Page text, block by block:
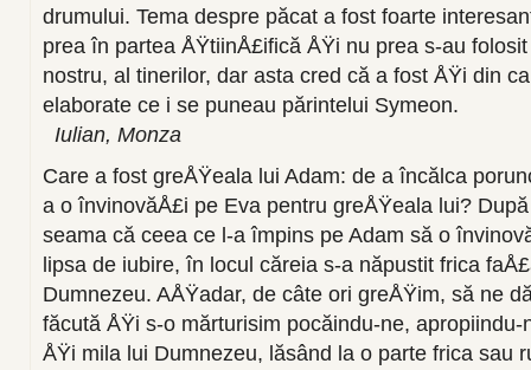
drumului. Tema despre păcat a fost foarte
prea în partea ÅŸtiinÅ£ifică ÅŸi nu prea s-au
nostru, al tinerilor, dar asta cred că a fost ÅŸi din
elaborate ce i se puneau părintelui Symeon.
Iulian, Monza
Care a fost greÅŸeala lui Adam: de a încălca
a o învinovăÅ£i pe Eva pentru greÅŸeala lui?
seama că ceea ce l-a împins pe Adam să o
lipsa de iubire, în locul căreia s-a năpustit frica
Dumnezeu. AÅŸadar, de câte ori greÅŸim, să ne
făcută ÅŸi s-o mărturisim pocăindu-ne,
ÅŸi mila lui Dumnezeu, lăsând la o parte frica sau